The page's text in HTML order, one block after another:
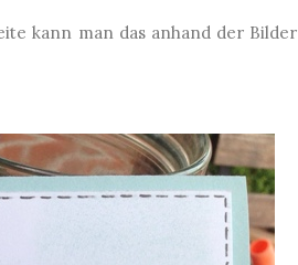
kann man das anhand der Bilder